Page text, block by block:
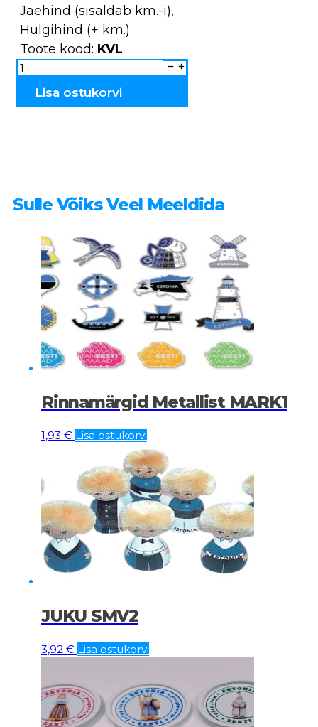
Jaehind (sisaldab km.-i),
Hulgihind (+ km.)
Toote kood: KVL
Suurtükiväelane
KVL
kogus
Lisa ostukorvi
Sulle Võiks Veel Meeldida
Rinnamärgid Metallist MARK1
1,93 € Lisa ostukorvi
JUKU SMV2
3,92 € Lisa ostukorvi